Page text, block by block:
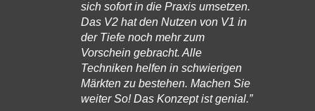
sich sofort in die Praxis umsetzen.
Das V2 hat den Nutzen von V1 in
der Tiefe noch mehr zum
Vorschein gebracht. Alle
Techniken helfen in schwierigen
Märkten zu bestehen. Machen Sie
weiter So! Das Konzept ist genial.”